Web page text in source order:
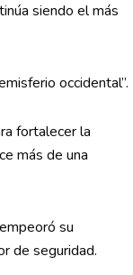
siendo el más
occidental”.
fortalecer la
más de una
su
de seguridad.